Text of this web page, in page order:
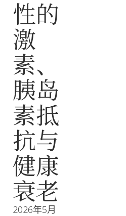
性的
激
素、
胰岛
素抵
抗与
健康
衰老
2026年5月